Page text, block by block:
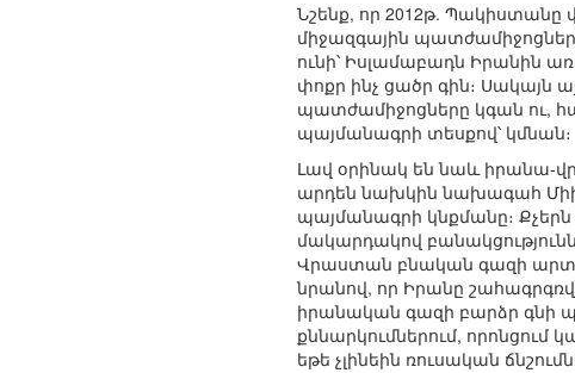
Նշենք, որ 2012թ. Պակիստանը
միջազգային
ունի՝ Իսլամաբադն Իրանին
փոքր ինչ ցածր գին։ Սակայն
պատժամիջոցները կգան ու,
պայմանագրի տեսքով՝ կմնան։
Լավ օրինակ են նաև իրանա-
արդեն նախկին նախագահ
պայմանագրի կնքմանը։
մակարդակով
Վրաստան բնական գազի
նրանով, որ Իրանը
իրանական գազի բարձր գնի
քննարկումներում,
եթե չլինեին ռուսական